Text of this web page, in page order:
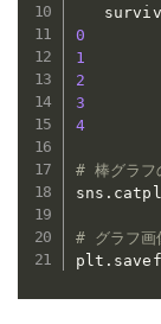
0
1
2
3
4
# 棒グラフ
sns .
# グラフ画
plt .